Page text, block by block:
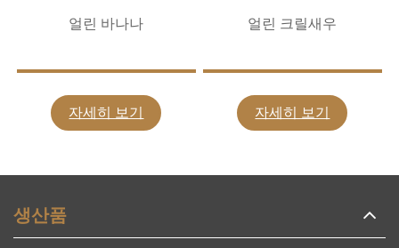
얼린 바나나
자세히 보기
얼린 크릴새우
자세히 보기
생산품